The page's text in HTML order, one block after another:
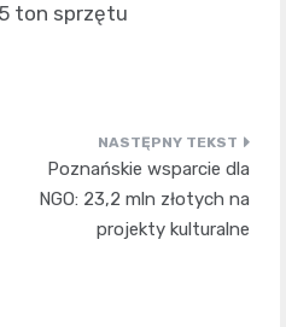
ton sprzętu
Poznańskie wsparcie dla
NGO: 23,2 mln złotych na
projekty kulturalne